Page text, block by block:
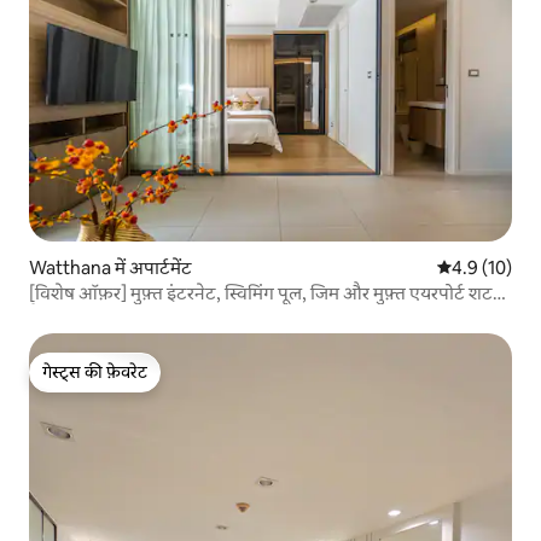
Watthana में अपार्टमेंट औसत रेटिंग 5
4.9 (10)
[विशेष ऑफ़र] मुफ़्त इंटरनेट, स्विमिंग पूल, जिम और मुफ़्त एयरपोर्ट शटल,
गेस्ट्स की फ़ेवरेट
गेस्ट्स की फ़ेवरेट